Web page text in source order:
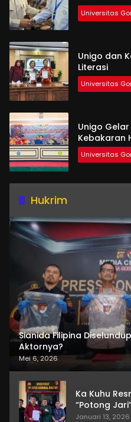
Universitas
Unigo dan
Literasi
Universitas
Unigo
Kebakaran
Universitas
Hukrim
Sianida Filipina
Aktornya?
Mei 6, 2026
Ka Kuhu
“Potong
Januari 13, 2026